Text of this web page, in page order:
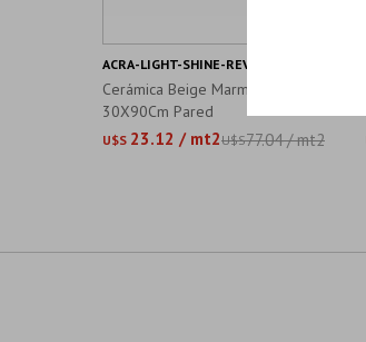
Cerámica Beige Marmolado Brillo
30X90Cm Pared
U$S 23.12 / mt2U$S77.04 / mt2
ACRA-LIGHT-SHINE-REV|1.35mts2